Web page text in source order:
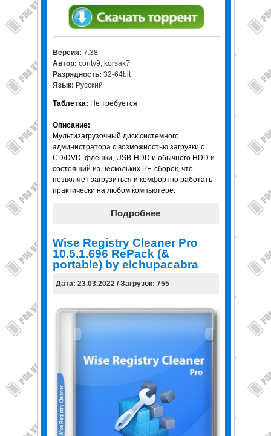
Версия: 7.38
Автор: conty9, korsak7
Разрядность: 32-64bit
Язык: Русский
Таблетка: Не требуется
Описание:
Мультизагрузочный диск системного
администратора с возмoжностью загрузки c
CD/DVD, флешки, USB-HDD и обычного HDD и
состоящий из нескольких PE-сборок, что
позволяет загрузиться и комфортно работать
практически на любом компьютере.
Подробнее
Wise Registry Cleaner Pro
10.5.1.696 RePack (&
portable) by elchupacabra
Дата: 23.03.2022 / Загрузок: 755